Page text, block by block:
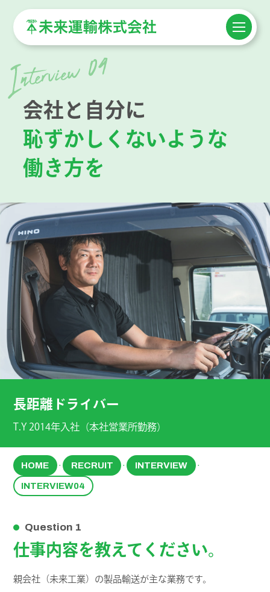
会社と自分に
恥ずかしくないような
働き方を
長距離ドライバー
T.Y 2014年入社（本社営業所勤務）
HOME ・ RECRUIT ・ INTERVIEW ・
INTERVIEW04
Question 1
仕事内容を教えてください。
親会社（未来工業）の製品輸送が主な業務です。